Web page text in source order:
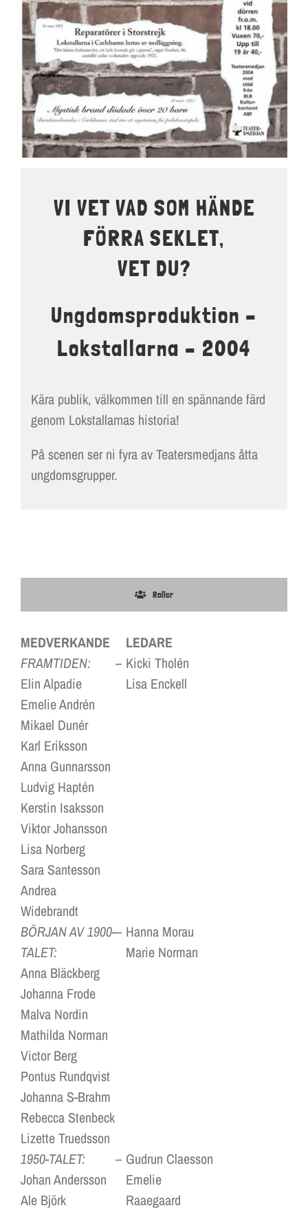
LOKALER OCH KOSTYM
KONTAKT
DOKUMENT
TEATERSMEDJAN PLAY
VI VET VAD SOM HÄNDE
FÖRRA SEKLET,
VET DU?
Ungdomsproduktion –
Lokstallarna – 2004
Kära publik, välkommen till en spännande färd
genom Lokstallarnas historia!
På scenen ser ni fyra av Teatersmedjans åtta
ungdomsgrupper.
Roller
MEDVERKANDE
LEDARE
FRAMTIDEN:
Elin Alpadie
Emelie Andrén
Mikael Dunér
Karl Eriksson
Anna Gunnarsson
Ludvig Haptén
Kerstin Isaksson
Viktor Johansson
Lisa Norberg
Sara Santesson
Andrea
Widebrandt
– Kicki Tholén
Lisa Enckell
BÖRJAN AV 1900-
TALET:
Anna Bläckberg
Johanna Frode
Malva Nordin
Mathilda Norman
Victor Berg
Pontus Rundqvist
Johanna S-Brahm
Rebecca Stenbeck
Lizette Truedsson
– Hanna Morau
Marie Norman
1950-TALET:
Johan Andersson
Ale Björk
– Gudrun Claesson
Emelie
Raaegaard